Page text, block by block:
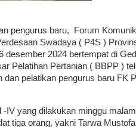
pengurus baru, Forum
Swadaya ( P4S )
desember 2024 bertempat di
Pelatihan Pertanian ( BBPP )
dan pelatikan pengurus baru FK
-IV yang dilakukan minggu
tiga orang, yakni Tarwa